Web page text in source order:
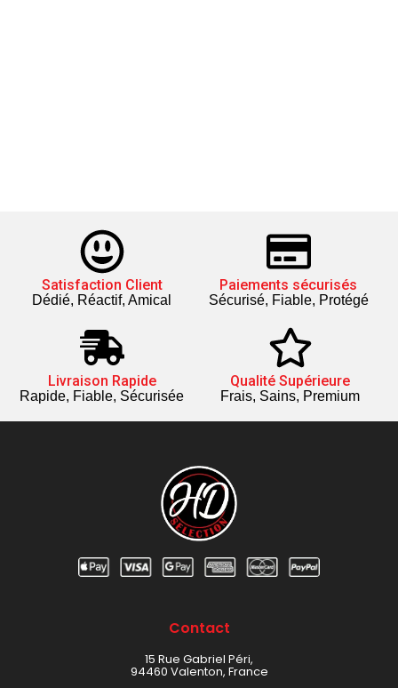
Satisfaction Client
Dédié, Réactif, Amical
Paiements sécurisés
Sécurisé, Fiable, Protégé
Livraison Rapide
Rapide, Fiable, Sécurisée
Qualité Supérieure
Frais, Sains, Premium
Contact
15 Rue Gabriel Péri,
94460 Valenton, France